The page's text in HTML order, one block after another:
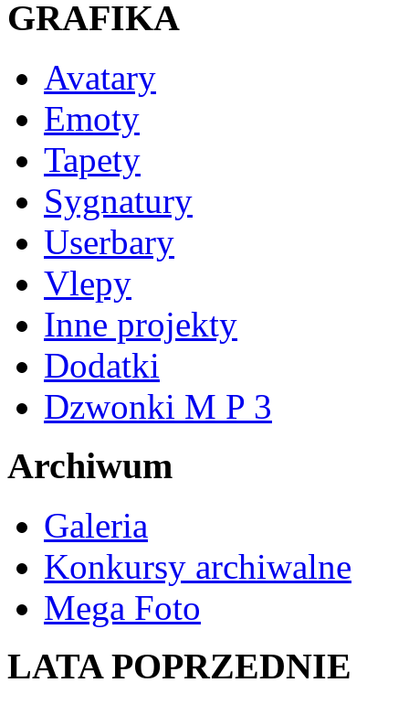
GRAFIKA
Avatary
Emoty
Tapety
Sygnatury
Userbary
Vlepy
Inne projekty
Dodatki
Dzwonki M P 3
Archiwum
Galeria
Konkursy archiwalne
Mega Foto
LATA POPRZEDNIE